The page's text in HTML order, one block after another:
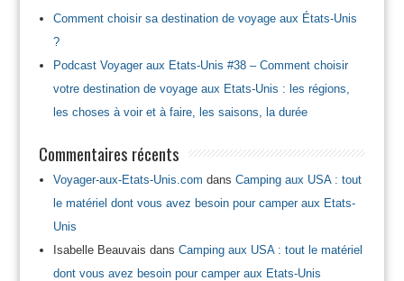
Comment choisir sa destination de voyage aux États-Unis
?
Podcast Voyager aux Etats-Unis #38 – Comment choisir
votre destination de voyage aux Etats-Unis : les régions,
les choses à voir et à faire, les saisons, la durée
Commentaires récents
Voyager-aux-Etats-Unis.com dans Camping aux USA : tout
le matériel dont vous avez besoin pour camper aux Etats-
Unis
Isabelle Beauvais dans Camping aux USA : tout le matériel
dont vous avez besoin pour camper aux Etats-Unis